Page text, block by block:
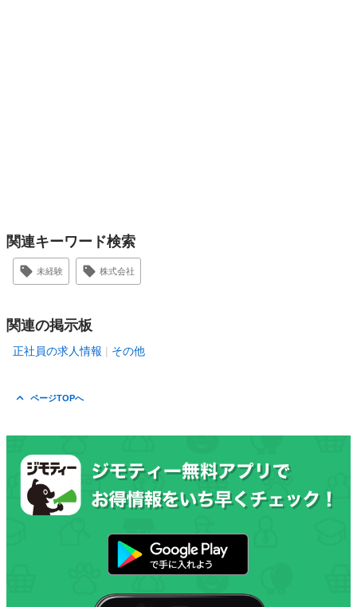
関連キーワード検索
未経験 株式会社
関連の掲示板
正社員の求人情報 その他
ページTOPへ